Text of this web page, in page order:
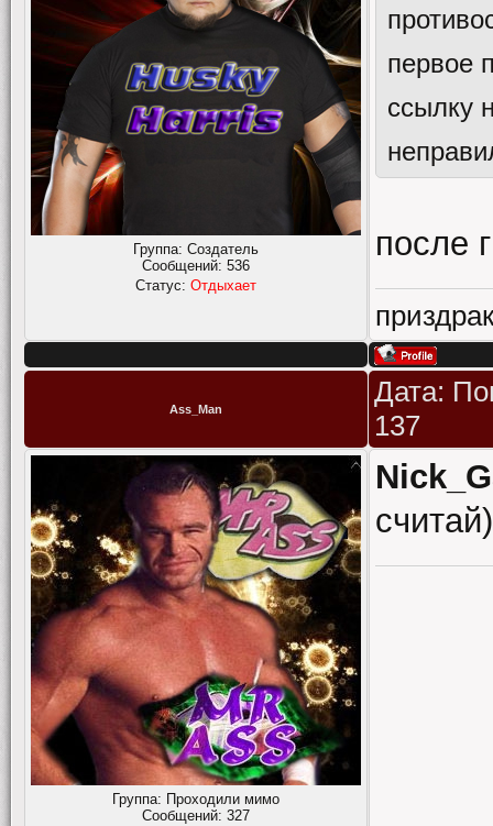
Группа: Создатель
Сообщений: 536
Статус: Отдыхает
первое
ссылку
после
Ass_Man
Дата:
137
Группа: Проходили мимо
Сообщений: 327